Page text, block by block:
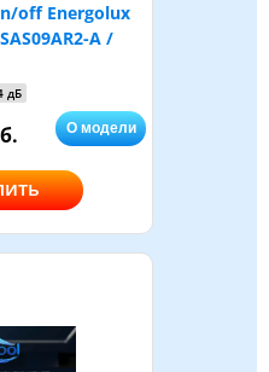
off Energolux
A /
дБ
О модели